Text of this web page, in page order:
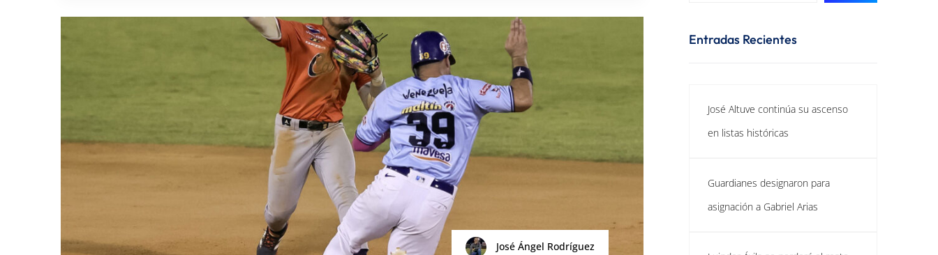
José Ángel Rodríguez
Entradas Recientes
José Altuve continúa su ascenso
en listas históricas
Guardianes designaron para
asignación a Gabriel Arias